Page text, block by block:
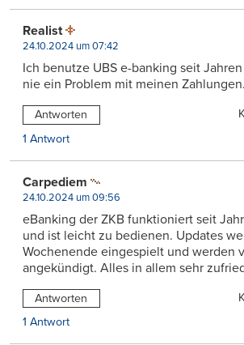
Realist
24.10.2024 um 07:42
Ich benutze UBS e-banking seit
nie ein Problem mit meinen Zahlungen.
Antworten
1 Antwort
Carpediem
24.10.2024 um 09:56
eBanking der ZKB funktioniert seit
und ist leicht zu bedienen. Updates
Wochenende eingespielt und werden
angekündigt. Alles in allem sehr
Antworten
1 Antwort